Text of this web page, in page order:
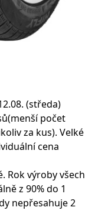
(středa)
počet
za kus). Velké
cena
Rok výroby všech
z 90% do 1
nepřesahuje 2